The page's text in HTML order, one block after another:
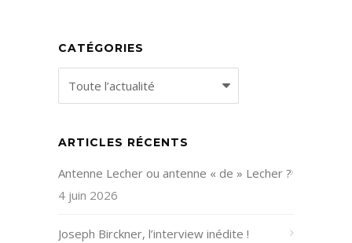
CATÉGORIES
Catégories
ARTICLES RÉCENTS
Antenne Lecher ou antenne « de » Lecher ?
4 juin 2026
Joseph Birckner, l’interview inédite !